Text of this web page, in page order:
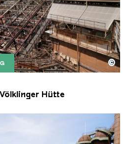
der Völklinger Hütte mit
Völklinger Hütte | Karl
©
Hütte